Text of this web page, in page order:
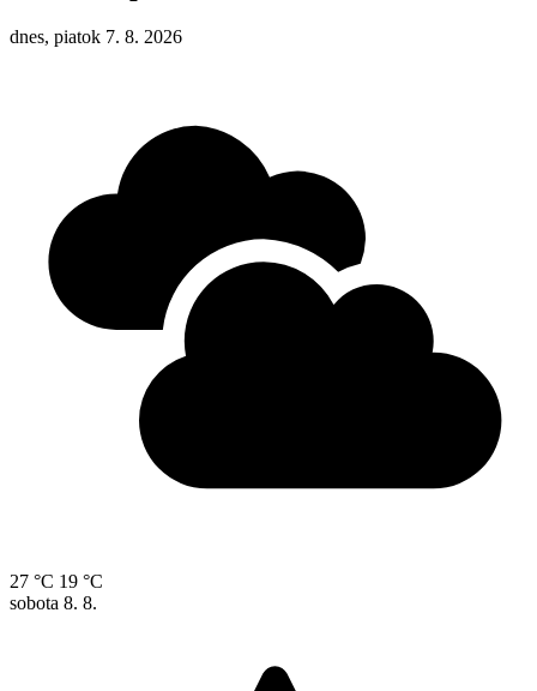
dnes, piatok 7. 8. 2026
27 °C 19 °C
sobota 8. 8.